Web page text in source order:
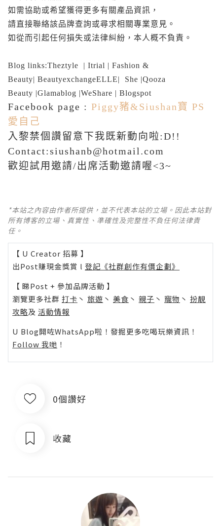
如需協助或希望獲得更多有關產品資訊，
請直接聯絡該品牌查詢或尋求相關專業意見。
如從而引起任何損失或法律糾紛，本人概不負責。
Blog links:Theztyle | Itrial | Fashion &
Beauty| BeautyexchangeELLE| She |Qooza
Beauty |Glamablog |WeShare | Blogspot
Facebook page : Piggy豬&Siushan寶 PS
愛自己
入黎禁個讚留意下我既新動向啦:D!!
Contact:siushanb@hotmail.com
歡迎試用邀請/出席活動邀請喔<3~
*本站之內容由作者所提供，並不代表本站的立場。因此本站對
所有博客的立場、真實性、準確性及完整性不負任何法律責
任。
【 U Creator 招募 】
出Post賺現金獎賞 l 登記《社群創作有價企劃》
【 睇Post + 參加品牌活動 】
瀏覽更多社群 打卡 丶 旅遊 丶 美食 丶 親子 丶 寵物 丶 扮靚
攻略及 活動情報
U Blog開咗WhatsApp啦！發掘更多吃喝玩樂資訊！
Follow 我哋 ！
0個讚好
收藏